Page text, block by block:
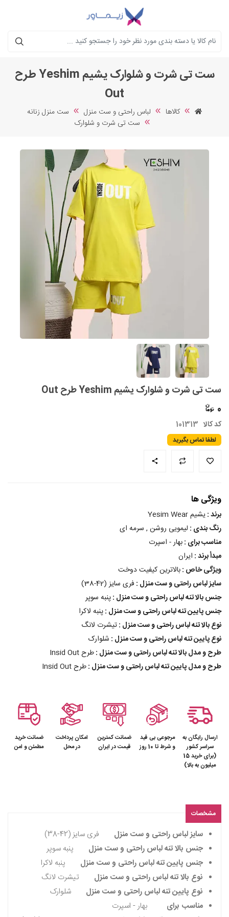
جستجو
ست تی شرت و شلوارک یشیم Yeshim طرح
Out
کالاها لباس راحتی و ست منزل
ست منزل زنانه
ست تی شرت و شلوارک
ست تی شرت و شلوارک یشیم Yeshim طرح Out
0
کد کالا 101313
لطفا تماس بگیرید
ویژگی ها
برند :یشیم Yesim Wear
رنگ بندی : لیمویی روشن , سرمه ای
مناسب برای :بهار - اسپرت
مبدأ برند : ایران
ویژگی خاص :بالاترین کیفیت دوخت
سایز لباس راحتی و ست منزل : فری سایز (42-38)
جنس بالا تنه لباس راحتی و ست منزل :پنبه سوپر
جنس پایین تنه لباس راحتی و ست منزل :پنبه لاکرا
نوع بالا تنه لباس راحتی و ست منزل :تیشرت لانگ
نوع پایین تنه لباس راحتی و ست منزل : شلوارک
طرح و مدل بالا تنه لباس راحتی و ست منزل :طرح Insid Out
طرح و مدل پایین تنه لباس راحتی و ست منزل :طرح Insid Out
ارسال رایگان به
سراسر کشور
(برای خرید 15
میلیون به بالا)
مرجوعی بی قید
و شرط تا 10 روز
ضمانت کمترین
قیمت در ایران
امکان پرداخت
در محل
ضمانت خرید
مطمئن و امن
مشخصات
سایز لباس راحتی و ست منزل
فری سایز (42-38)
جنس بالا تنه لباس راحتی و ست منزل
پنبه سوپر
جنس پایین تنه لباس راحتی و ست منزل
پنبه لاکرا
نوع بالا تنه لباس راحتی و ست منزل
تیشرت لانگ
نوع پایین تنه لباس راحتی و ست منزل
شلوارک
مناسب برای
بهار - اسپرت